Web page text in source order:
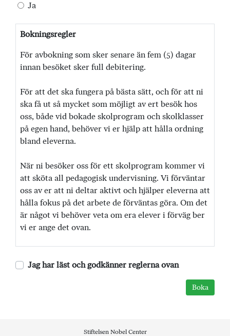
Ja
Bokningsregler
För avbokning som sker senare än fem (5) dagar
innan besöket sker full debitering.
För att det ska fungera på bästa sätt, och för att ni
ska få ut så mycket som möjligt av ert besök hos
oss, både vid bokade skolprogram och skolklasser
på egen hand, behöver vi er hjälp att hålla ordning
bland eleverna.
När ni besöker oss för ett skolprogram kommer vi
att sköta all pedagogisk undervisning. Vi förväntar
oss av er att ni deltar aktivt och hjälper eleverna att
hålla fokus på det arbete de förväntas göra. Om det
är något vi behöver veta om era elever i förväg ber
vi er ange det ovan.
Jag har läst och godkänner reglerna ovan
Stiftelsen Nobel Center